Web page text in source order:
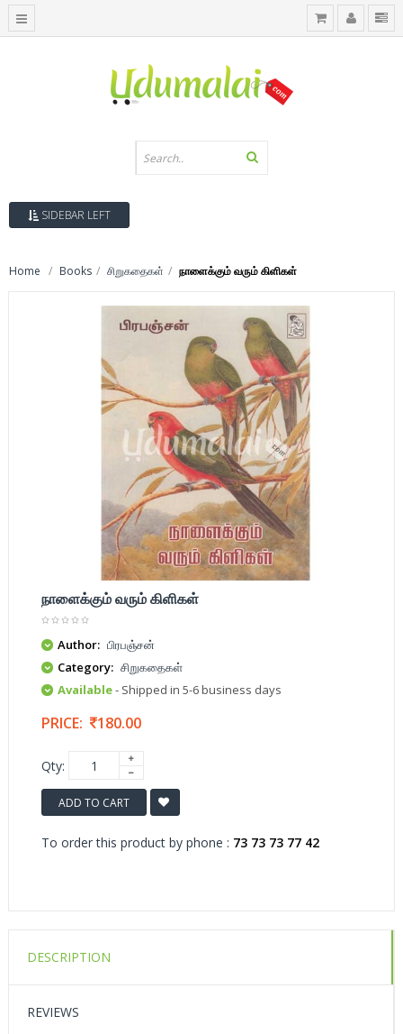
SIDEBAR LEFT
Home Books சிறுகதைகள் நாளைக்கும் வரும் கிளிகள்
நாளைக்கும் வரும் கிளிகள்
Author: பிரபஞ்சன்
Category: சிறுகதைகள்
Available- Shipped in 5-6 business days
PRICE: 180.00
Qty:
ADD TO CART
To order this product by phone : 73 73 73 77 42
DESCRIPTION
REVIEWS